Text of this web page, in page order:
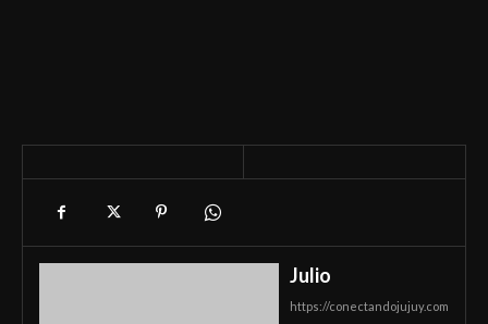
Julio
https://conectandojujuy.com